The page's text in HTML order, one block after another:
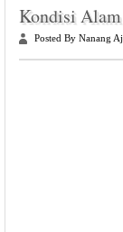
Kondisi
Posted By Nanang